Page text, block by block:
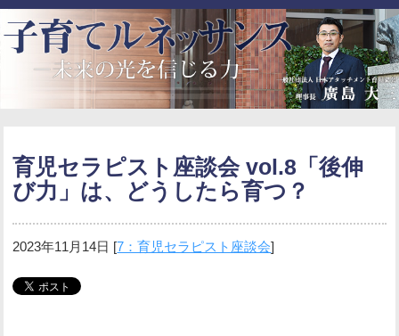
育児セラピスト座談会 vol.8「後伸
び力」は、どうしたら育つ？
2023年11月14日 [7：育児セラピスト座談会]